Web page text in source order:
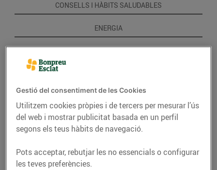
CONSELLS I HÀBITS SALUDABLES
ENERGIA
Gestió del consentiment de les Cookies
Utilitzem cookies pròpies i de tercers per mesurar l’ús
del web i mostrar publicitat basada en un perfil
segons els teus hàbits de navegació.
Pots acceptar, rebutjar les no essencials o configurar
les teves preferències.